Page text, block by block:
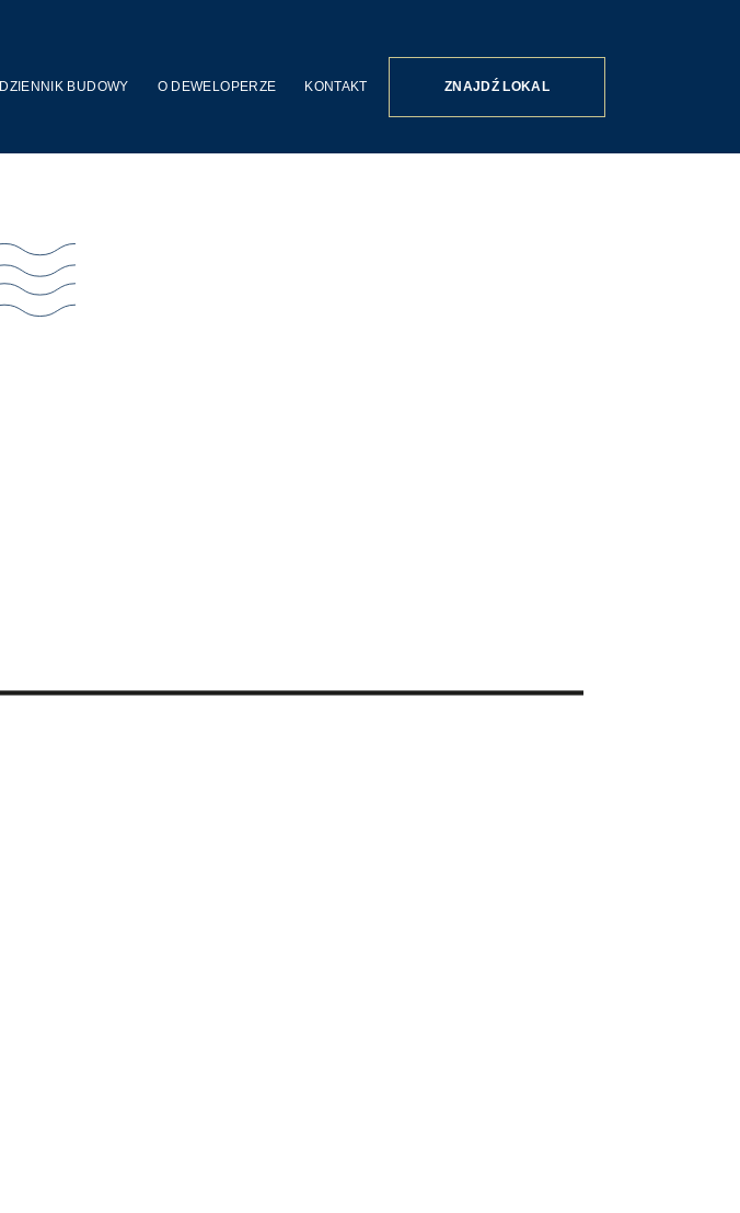
DZIENNIK BUDOWY O DEWELOPERZE KONTAKT ZNAJDŹ LOKAL